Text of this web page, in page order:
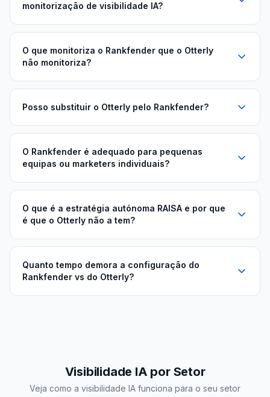
monitorização de visibilidade IA?
O que monitoriza o Rankfender que o Otterly
não monitoriza?
Posso substituir o Otterly pelo Rankfender?
O Rankfender é adequado para pequenas
equipas ou marketers individuais?
O que é a estratégia autónoma RAISA e por que
é que o Otterly não a tem?
Quanto tempo demora a configuração do
Rankfender vs do Otterly?
Visibilidade IA por Setor
Veja como a visibilidade IA funciona para o seu setor